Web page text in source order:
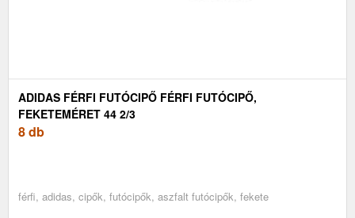
ADIDAS FÉRFI FUTÓCIPŐ FÉRFI FUTÓCIPŐ,
FEKETEMÉRET 44 2/3
8 db
férfi, adidas, cipők, futócipők, aszfalt futócipők, fekete